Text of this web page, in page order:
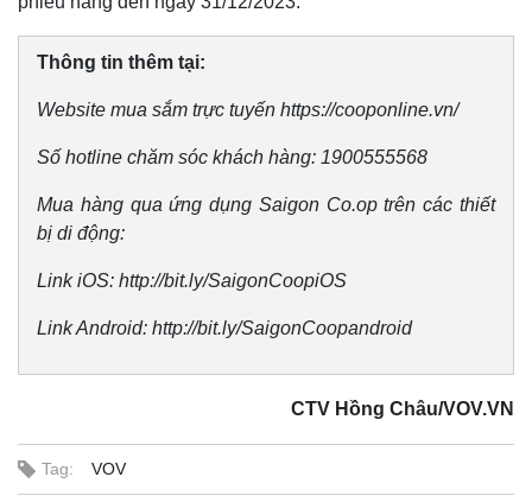
Chứng khoán
Thông tin thêm tại:
Website mua sắm trực tuyến https://cooponline.vn/
Số hotline chăm sóc khách hàng: 1900555568
Mua hàng qua ứng dụng Saigon Co.op trên các thiết
bị di động:
Link iOS: http://bit.ly/SaigonCoopiOS
Link Android: http://bit.ly/SaigonCoopandroid
CTV Hồng Châu/VOV.VN
Tag: VOV